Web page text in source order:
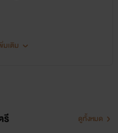
มเติม
รี ดูทั้งหมด